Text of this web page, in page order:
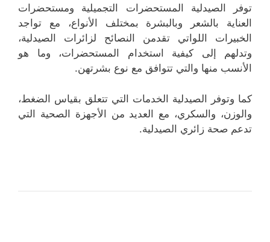
توفر الصيدلية المستحضرات التجميلية ومستحضرات
العناية بالشعر وبالبشرة بمختلف الأنواع، مع تواجد
الخبيرات اللواتي تقدمن النصائح لزائرات الصيدلية،
وتدلهم إلى كيفية استخدام المستحضرات، وما هو
الأنسب منها والتي تتوافق مع نوع بشرتهن.
كما وتوفر الصيدلية الخدمات التي تتعلق بقياس الضغط،
والوزن، والسكري، مع العديد من الأجهزة الصحية التي
تدعم صحة زائري الصيدلية.